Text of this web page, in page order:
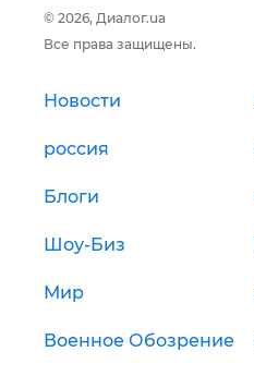
© 2026, Диалог.ua
Все права защищены.
Новости
россия
Блоги
Шоу-Биз
Мир
Военное Обозрение